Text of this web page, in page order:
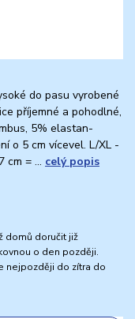
do pasu vyrobené
příjemné a pohodlné,
5% elastan-
o 5 cm vícevel. L/XL -
cm = ... celý popis
domů doručit již
o den později.
nejpozději do zítra do